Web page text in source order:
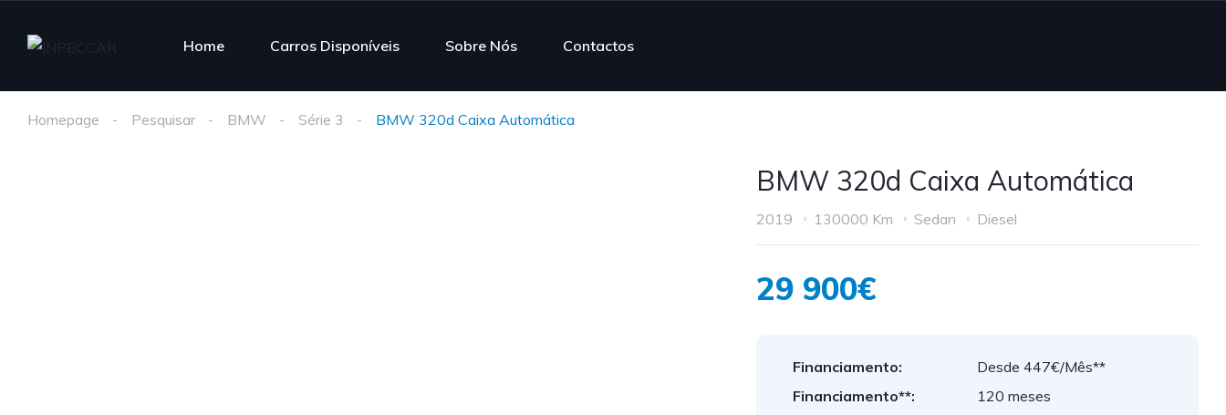
Home Carros Disponíveis Sobre Nós Contactos
Homepage Pesquisar BMW Série 3 BMW 320d Caixa Automática
BMW 320d Caixa Automática
2019 130000 Km Sedan Diesel
29 900€
Financiamento:
Desde 447€/Mês**
Financiamento**:
120 meses